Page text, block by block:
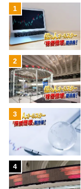
1
2
3
4